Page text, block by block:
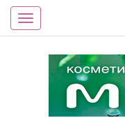
Toggle
navigation